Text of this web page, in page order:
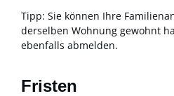
Tipp: Sie können Ihre
derselben Wohnung gewohnt
ebenfalls abmelden.
Fristen